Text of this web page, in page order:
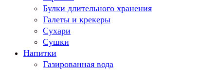
Булки длительного хранения
Галеты и крекеры
Сухари
Сушки
Напитки
Газированная вода